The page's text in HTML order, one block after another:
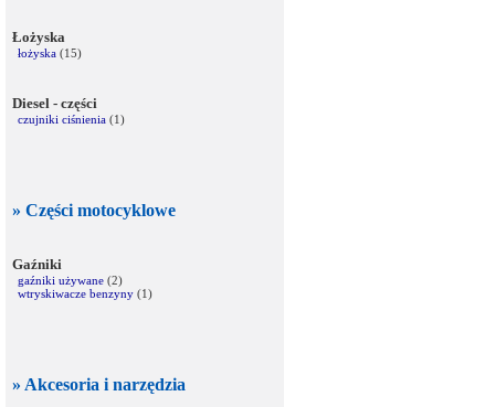
Łożyska
łożyska (15)
Diesel - części
czujniki ciśnienia (1)
» Części motocyklowe
Gaźniki
gaźniki używane (2)
wtryskiwacze benzyny (1)
» Akcesoria i narzędzia